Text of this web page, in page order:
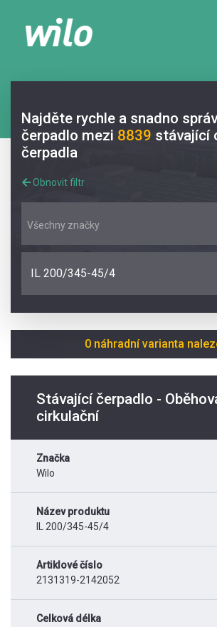
Najděte rychle a snadno
čerpadlo mezi 8839 stávající
čerpadla
Obnovit filtr
Všechny značky
IL 200/345-45/4
0 náhradní varianta
Stávající čerpadlo -
cirkulační
Značka
Wilo
Název produktu
IL 200/345-45/4
Artiklové číslo
2131319-2142052
Celková délka